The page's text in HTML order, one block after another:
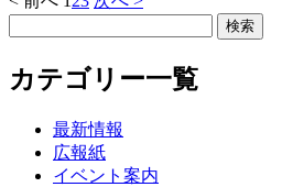
カテゴリー一覧
最新情報
広報紙
イベント案内